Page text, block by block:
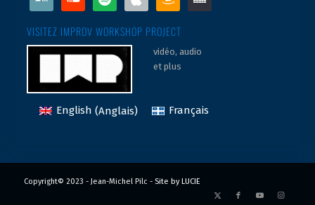
VISITEZ IMPROV WORKSHOP PROJECT
vidéo, audio
et plus
English (Anglais) Français
Copyright© 2023 - Jean-Michel Pilc - Site by LUCIE